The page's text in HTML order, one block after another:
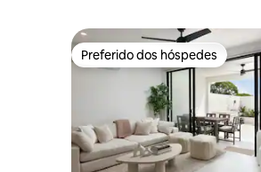
Preferido dos hóspedes
Preferido dos hóspedes